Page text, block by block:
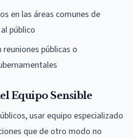
en las áreas comunes de
público
reuniones públicas o
Equipo Sensible
usar equipo especializado
que de otro modo no